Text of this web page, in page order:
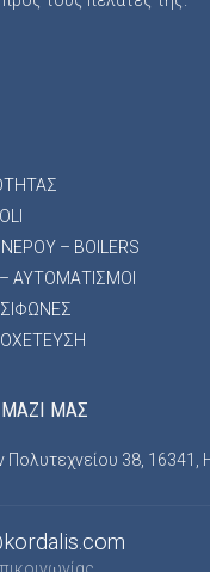
– BOILERS
ΑΥΤΟΜΑΤΙΣΜΟΙ
ΜΑΣ
38, 16341,